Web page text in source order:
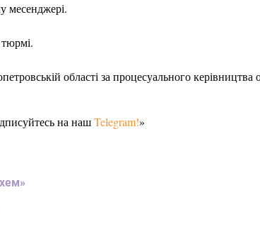
месенджері.
області за процесуального керівництва
на нашTelegram!»